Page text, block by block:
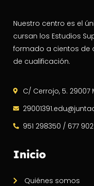
Nuestro centro es el
cursan los Estudios
formado a cientos de
de cualificación.
C/ Cerrojo, 5. 29007
951 298350 / 677 902
Inicio
Quiénes somos